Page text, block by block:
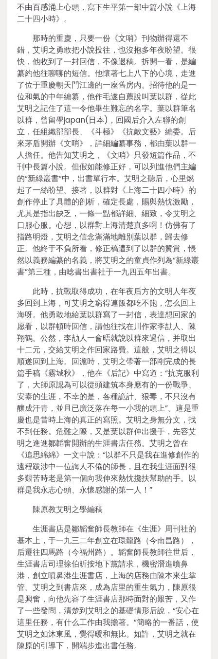
不由百感涌上心頭，寫下生平第一部中篇小說《上海
二十四小時》。
那時的重慶，只要一份《文哨》刊物辦得還不
錯，艾明之勇敢把小說投往，也沒抱多年夜盼望。很
快，他收到了一封回信，不像退稿。拆開一看，是編
纂約他往聊聊的短信。他懷著七上八下的心境，走進
了位于重慶朝天門江邊的一座舊房內。招待他的是一
位和氣的中年編纂，他作毛遂自薦說叫葉以群，從此
艾明之記住了這一令他畢生難忘的名字。葉以群筆名
以群，曾留學japan(日本)，回國后介入左聯的創
立，任組織部部長、《斗極》《抗敵文藝》編委。后
來茅盾開辦《文哨》，詳細編纂事務，都由葉以群一
人擔任。他告知艾明之，《文哨》只發短篇作品，不
刊中長篇小說。但假如能修正好，可以列進他們主編
的“新綠叢書”中，出書單行本。艾明之聽后，心里燃
起了一絲盼望。接著，以群對《上海二十四小時》的
創作停止了具體的剖析，確定長處，賜與熱忱激勵，
尤其是指出缺乏，一條一點都詳細、細致，令艾明之
口服心服。心想，以群對上海清楚真多啊！仿佛有了
指路明燈，艾明之信念滿滿地離別葉以群，歸去修
正。他終于不負所看，修正稿遭到了以群的贊賞，悵
然以義務編纂的名義，將艾明之的童貞作列為“新綠叢
書”第三種，由唸書出書社于一九四五年出書。
此時，抗戰取得成功，在年夜后方的文明人年夜
多回到上海，可艾明之窮得連飯都吃不飽，怎么回上
海呀。他勇敢地給葉以群寫了一封信，表達想回家的
愿看，以群頓時回信，請他往找在川作家李劼人、陳
翔鶴。公然，李劼人一會晤就說以群來過信，并取出
十二元，交給艾明之作回家路費。這般，艾明之得以
順遂回到上海。回滬時，艾明之帶著一部剛完成的長
篇手稿《霧城秋》，他在《后記》中寫道：“抗克服利
了，大師原認為可以從頭建筑本身應有的一份戰爭、
安泰的生涯，不幸的是，各種詭計、狠毒，不只沒有
釀成汗青，並且已廣泛落在每一小我的頭上”。這是重
慶也是昔時上海的真正的寫照。艾明之身無分文，找
不到任務。危難之際，又是葉以群伸出援手，先容艾
明之進進鄒韜奮開辦的生涯書店任務。艾明之曾在
《追思綿綿》一文中說：“以群不只是我在進修創作的
遠程跋涉中一位誨人不倦的師長，且在我生涯面對很
多艱苦時老是第一個向我伸來熱忱攙扶幫助的手。以
群是我永志心頭、永懷感謝的第一人！”
陳原教艾明之學編稿
生涯書店是鄒韜奮師長教師在《生涯》周刊社的
基本上，于一九三二年創立在環龍路（今南昌路），
后遷往四馬路（今福州路）。韜奮師長教師往世后，
生涯書店司理徐伯昕按地下黨請求，機密潛進噴鼻
港，創立噴鼻港生涯書店，上海的店務由陳本來生掌
管。艾明之到書店來，成為店里的重生氣力，陳原很
是興奮，向他先容了生涯書店那時面對的艱苦，又作
了一些發問，清楚到艾明之的基礎情形后說，“安心在
這里任務，有什么工作由我擔著。”簡略的一番話，使
艾明之如沐東風，覺得暖和無比。如許，艾明之就在
陳原的引導下，開端步進出書任務。